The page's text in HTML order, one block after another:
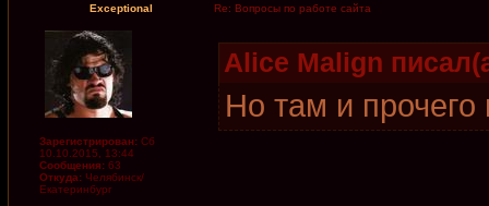
Exceptional Re: Вопросы по работе сайта
Зарегистрирован: Сб
10.10.2015, 13:44
Сообщения: 63
Откуда: Челябинск/
Екатеринбург
Alice Malign
Но там и прочего